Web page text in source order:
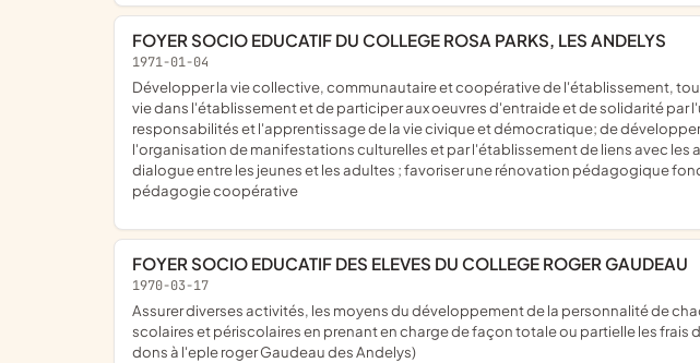
FOYER SOCIO EDUCATIF DU COLLEGE ROSA PARKS, LES ANDELYS
1971-01-04
développer la vie collective, communautaire et coopérative de l'établissement, tout en favorisant l'épanouissement de la personnalité de chacun; d'améliorer les conditions de
vie dans l'établissement et de participer aux oeuvres d'entraide et de solidarité
responsabilités et l'apprentissage de la vie civique et démocratique; de
l'organisation de manifestations culturelles et par l'établissement de liens avec
dialogue entre les jeunes et les adultes ; favoriser une rénovation pédagogique
pédagogie coopérative
FOYER SOCIO EDUCATIF DES ELEVES DU COLLEGE ROGER GAUDEAU
1970-03-17
assurer diverses activités, les moyens du développement de la personnalité de chacun et de l'exercice de la citoyenneté ; il participe en particulier au financement des voyages
scolaires et périscolaires en prenant en charge de façon totale ou partielle les
dons à l'eple roger Gaudeau des Andelys)